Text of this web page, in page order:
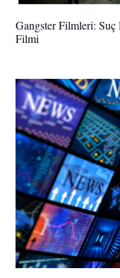
Gangster Filmleri: Suç
Filmi